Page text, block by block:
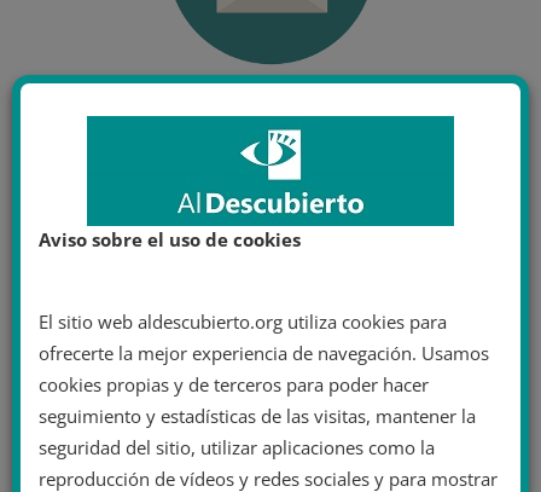
Aviso sobre el uso de cookies
El sitio web aldescubierto.org utiliza cookies para
ofrecerte la mejor experiencia de navegación. Usamos
cookies propias y de terceros para poder hacer
seguimiento y estadísticas de las visitas, mantener la
seguridad del sitio, utilizar aplicaciones como la
reproducción de vídeos y redes sociales y para mostrar